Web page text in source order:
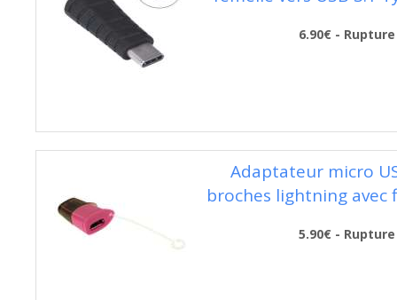
6.90€ - Rupture
Adaptateur micro
broches lightning avec
5.90€ - Rupture